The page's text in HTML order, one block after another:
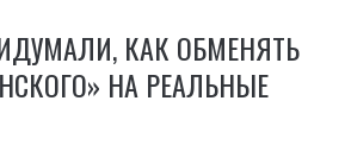
КАК ОБМЕНЯТЬ
НА РЕАЛЬНЫЕ